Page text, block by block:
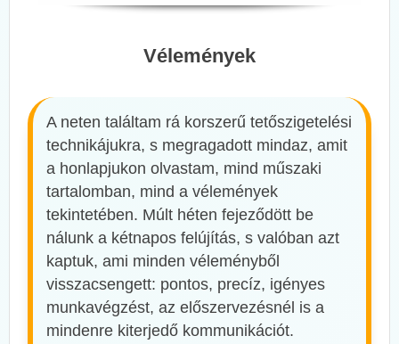
Vélemények
A neten találtam rá korszerű tetőszigetelési
technikájukra, s megragadott mindaz, amit
a honlapjukon olvastam, mind műszaki
tartalomban, mind a vélemények
tekintetében. Múlt héten fejeződött be
nálunk a kétnapos felújítás, s valóban azt
kaptuk, ami minden véleményből
visszacsengett: pontos, precíz, igényes
munkavégzést, az előszervezésnél is a
mindenre kiterjedő kommunikációt.